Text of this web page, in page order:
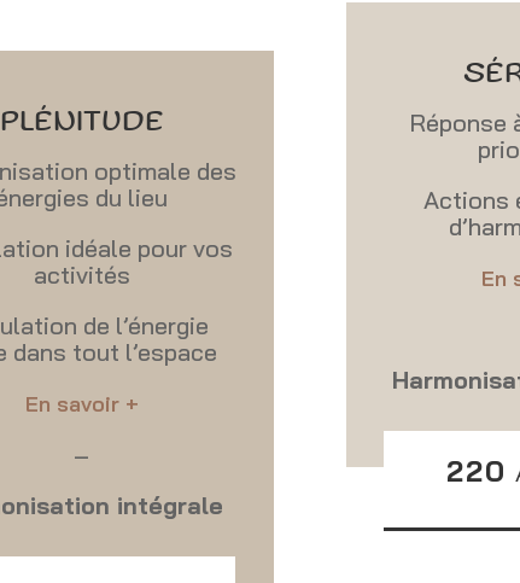
PLÉNITUDE
optimale des
du lieu
idéale pour vos
activités
de l’énergie
dans tout l’espace
En savoir +
–
intégrale
Réponse
Actions
En
220